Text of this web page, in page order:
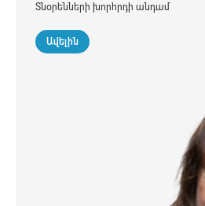
Տնօրենների խորհրդի անդամ
Ավելին